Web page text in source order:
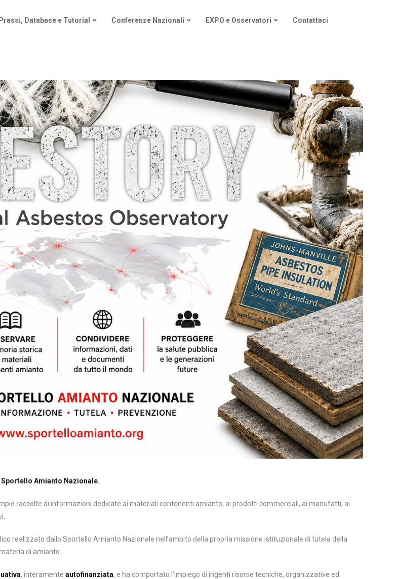
Database e Tutorial Conferenze Nazionali EXPO e Osservatori Contattaci
Amianto Nazionale.
raccolte di informazioni dedicate ai materiali contenenti amianto, ai prodotti commerciali, ai manufatti, ai
realizzato dallo Sportello Amianto Nazionale nell’ambito della propria missione istituzionale di tutela della
di amianto.
, interamente autofinanziata, e ha comportato l’impiego di ingenti risorse tecniche, organizzative ed